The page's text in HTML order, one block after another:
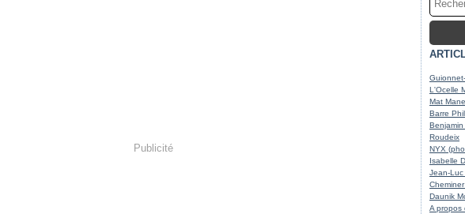
Publicité
L'Ocelle
Mat
Barre
Roudeix
NYX
Isabelle
Jean-
Daunik
A propos